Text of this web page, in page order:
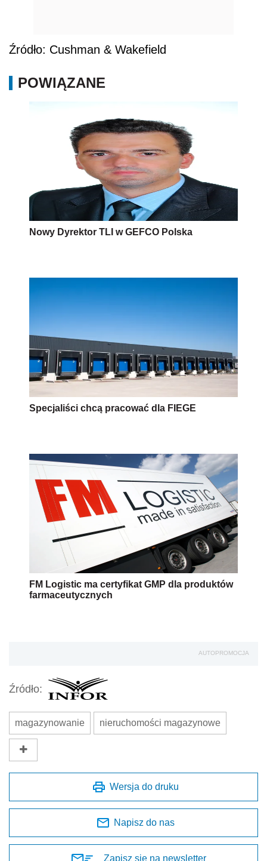
Źródło: Cushman & Wakefield
POWIĄZANE
Nowy Dyrektor TLI w GEFCO Polska
Specjaliści chcą pracować dla FIEGE
FM Logistic ma certyfikat GMP dla produktów
farmaceutycznych
AUTOPROMOCJA
Źródło:
magazynowanie nieruchomości magazynowe
Wersja do druku
Napisz do nas
Zapisz się na newsletter